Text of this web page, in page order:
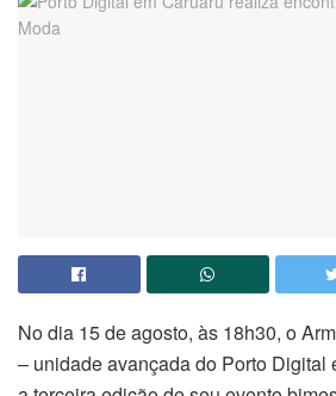
No dia 15 de agosto, às 18h30, o
– unidade avançada do Porto Digital